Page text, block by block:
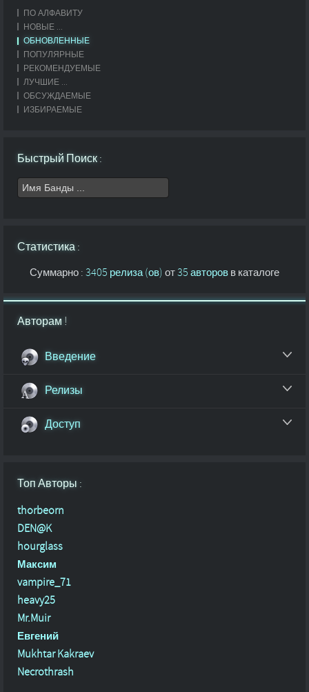
ПО АЛФАВИТУ
НОВЫЕ ...
ОБНОВЛЕННЫЕ
ПОПУЛЯРНЫЕ
РЕКОМЕНДУЕМЫЕ
ЛУЧШИЕ ...
ОБСУЖДАЕМЫЕ
ИЗБИРАЕМЫЕ
Быстрый Поиск :
Статистика :
Суммарно : 3405 релиза (ов) от35 авторов в каталоге
Авторам !
Введение
Релизы
Доступ
Топ Авторы :
thorbeorn
DEN@K
hourglass
Максим
vampire_71
heavy25
Mr.Muir
Евгений
Mukhtar Kakraev
Necrothrash